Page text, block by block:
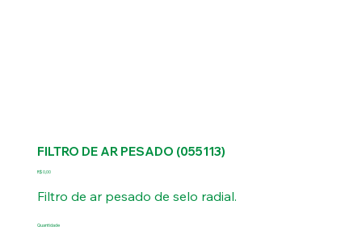
FILTRO DE AR PESADO (055113)
Preço
R$ 0,00
Filtro de ar pesado de selo radial.
Quantidade